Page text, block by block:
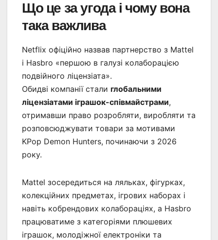
Що це за угода і чому вона
така важлива
Netflix офіційно назвав партнерство з Mattel
і Hasbro «першою в галузі колаборацією
подвійного ліцензіата».
Обидві компанії стали глобальними
ліцензіатами іграшок-співмайстрами,
отримавши право розробляти, виробляти та
розповсюджувати товари за мотивами
KPop Demon Hunters, починаючи з 2026
року.
Mattel зосередиться на ляльках, фігурках,
колекційних предметах, ігрових наборах і
навіть кобрендових колабораціях, а Hasbro
працюватиме з категоріями плюшевих
іграшок, молодіжної електроніки та